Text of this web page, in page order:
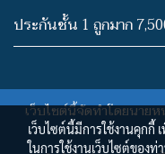
ประกันชั้น 1 ถูกมาก
เว็บไซต์นี้จัดทำโดยนาย
เว็บไซต์นี้มีการใช้งานคุก
ในการใช้งานเว็บไซต์ของ